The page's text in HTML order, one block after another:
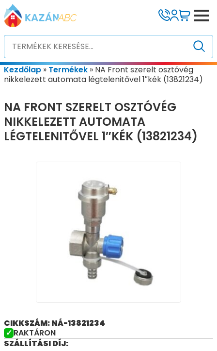
Kezdőlap » Termékek » NA Front szerelt osztóvég
nikkelezett automata légtelenitővel 1″kék (13821234)
NA FRONT SZERELT OSZTÓVÉG
NIKKELEZETT AUTOMATA
LÉGTELENITŐVEL 1″KÉK (13821234)
CIKKSZÁM: NÁ-13821234
RAKTÁRON
SZÁLLÍTÁSI DÍJ: